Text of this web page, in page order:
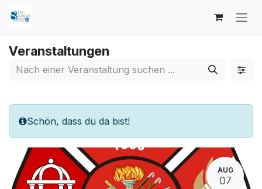
Veranstaltungen
Schön, dass du da bist!
AUG
07